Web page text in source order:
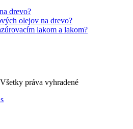
drevo?
olejov na drevo?
lakom a lakom?
práva vyhradené